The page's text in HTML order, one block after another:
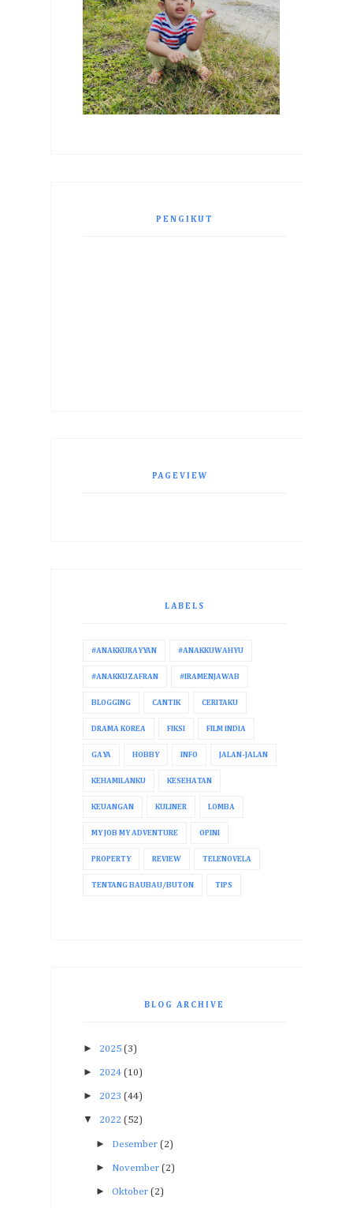
PENGIKUT
PAGEVIEW
LABELS
#ANAKKURAYYAN #ANAKKUWAHYU
#ANAKKUZAFRAN #IRAMENJAWAB
BLOGGING CANTIK CERITAKU
DRAMA KOREA FIKSI FILM INDIA
GAYA HOBBY INFO JALAN-JALAN
KEHAMILANKU KESEHATAN
KEUANGAN KULINER LOMBA
MY JOB MY ADVENTURE OPINI
PROPERTY REVIEW TELENOVELA
TENTANG BAUBAU/BUTON TIPS
BLOG ARCHIVE
► 2025 (3)
► 2024 (10)
► 2023 (44)
▼ 2022 (52)
► Desember (2)
► November (2)
► Oktober (2)